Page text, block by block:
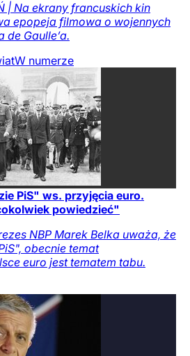
| Na ekrany francuskich kin
epopeja filmowa o wojennych
de Gaulle’a.
W numerze
PiS" ws. przyjęcia euro.
powiedzieć"
NBP Marek Belka uważa, że
obecnie temat
euro jest tematem tabu.